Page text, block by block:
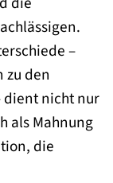
–
zu den
nicht nur
als Mahnung
die